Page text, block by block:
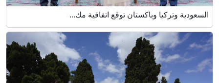
السعودية وتركيا وباكستان توقع اتفاقية مك...